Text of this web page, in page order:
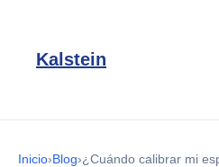
Kalstein
Inicio›Blog›¿Cuándo calibrar mi